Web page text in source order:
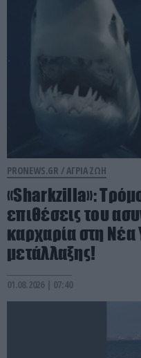
PRONEWS.GR / ΑΓΡΙΑ ΖΩΗ
«Sharkzilla»:
επιθέσεις του
καρχαρία στη
μετάλλαξης!
01.08.2026 | 07:40